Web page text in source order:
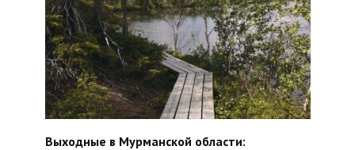
Выходные в Мурманской области: